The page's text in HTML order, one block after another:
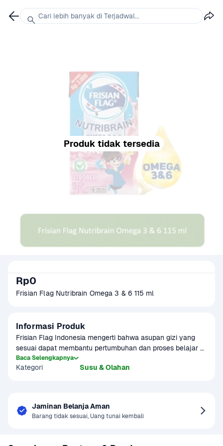
Produk tidak tersedia
Rp0
Frisian Flag Nutribrain Omega 3 & 6 115 ml
Informasi Produk
Frisian Flag Indonesia mengerti bahwa asupan gizi yang
sesuai dapat membantu pertumbuhan dan proses belajar si
Kecil. Minum susu yang bergizi, aman dan menyenangkan
pastinya akan mendukung pertumbuhan si Kecil selain
Baca Selengkapnya
Kategori Susu & Olahan
Jaminan Belanja Aman
Barang tidak sesuai, Uang tunai kembali
Cari lebih banyak di Terjadwal...